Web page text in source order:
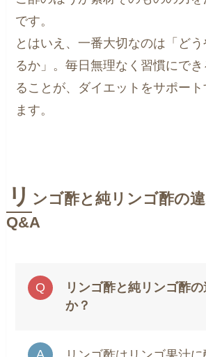
です。
とはいえ、一番大切なのは「ど
るか」。毎日無理なく習慣にで
ることが、ダイエットをサポー
ます。
リ ンゴ酢と純リンゴ酢の
Q&A
リンゴ酢と純リンゴ酢
か？